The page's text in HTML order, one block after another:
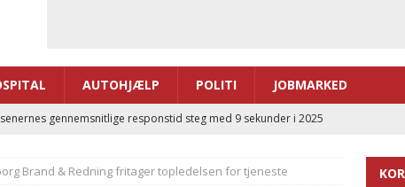
AUTOHJÆLP POLITI JOBMARKED
gennemsnitlige responstid steg med 9 sekunder i 2025
af sygetransporttilladelser kan sende 400.000 kørsler over
Brand & Redning fritager topledelsen for tjeneste